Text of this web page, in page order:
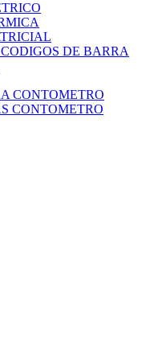
DE BARRA
CONTOMETRO
CONTOMETRO